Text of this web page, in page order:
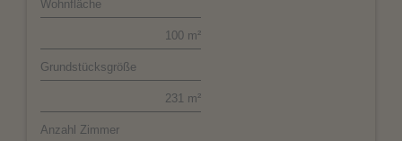
Wohnfläche
100 m²
Grundstücksgröße
231 m²
Anzahl Zimmer